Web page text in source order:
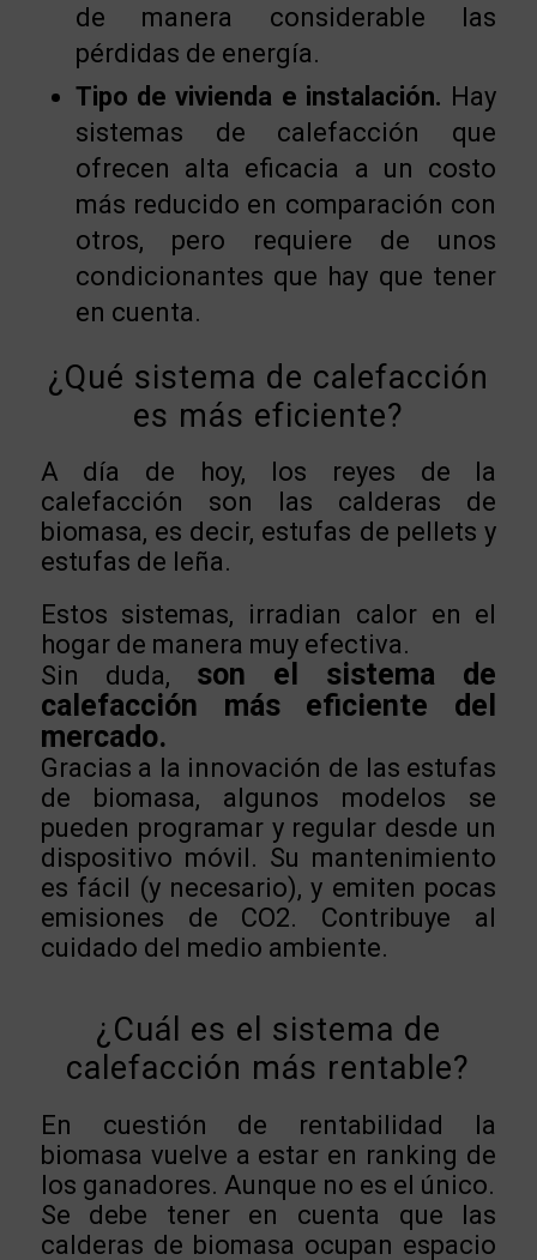
de manera considerable las
pérdidas de energía.
Tipo de vivienda e instalación. Hay
sistemas de calefacción que
ofrecen alta eficacia a un costo
más reducido en comparación con
otros, pero requiere de unos
condicionantes que hay que tener
en cuenta.
¿Qué sistema de calefacción
es más eficiente?
A día de hoy, los reyes de la
calefacción son las calderas de
biomasa, es decir, estufas de pellets y
estufas de leña.
Estos sistemas, irradian calor en el
hogar de manera muy efectiva.
Sin duda, son el sistema de
calefacción más eficiente del
mercado.
Gracias a la innovación de las estufas
de biomasa, algunos modelos se
pueden programar y regular desde un
dispositivo móvil. Su mantenimiento
es fácil (y necesario), y emiten pocas
emisiones de CO2. Contribuye al
cuidado del medio ambiente.
¿Cuál es el sistema de
calefacción más rentable?
En cuestión de rentabilidad la
biomasa vuelve a estar en ranking de
los ganadores. Aunque no es el único.
Se debe tener en cuenta que las
calderas de biomasa ocupan espacio